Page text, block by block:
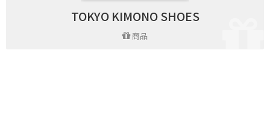
TOKYO KIMONO SHOES
商品